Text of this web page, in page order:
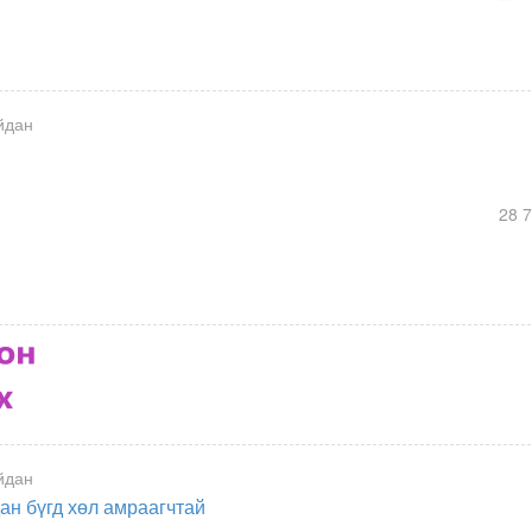
28
бүгд хөл амраагчтай